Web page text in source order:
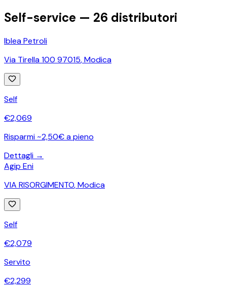
Self-service — 26 distributori
Iblea Petroli
Via Tirella 100 97015,Modica
Self
€2,069
Risparmi ~2,50€ a pieno
Dettagli →
Agip Eni
VIA RISORGIMENTO,Modica
Self
€2,079
Servito
€2,299